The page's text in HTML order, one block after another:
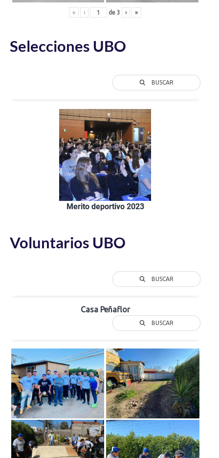
« ‹ de3 › »
Selecciones UBO
BUSCAR
Merito deportivo 2023
Voluntarios UBO
BUSCAR
Casa Peñaflor
BUSCAR